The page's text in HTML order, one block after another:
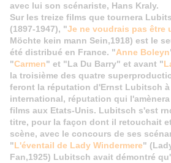
avec lui son scénariste, Hans Kraly.
Sur les treize films que tournera
(1897-1947), "Je ne voudrais pas être
Möchte kein mann Sein,1918) est le
été distribué en France. "Anne Boleyn
"Carmen" et "La Du Barry" et avant "
la troisième des quatre
feront la réputation d'Ernst Lubitsch
international, réputation qui
films aux Etats-Unis. Lubitsch s'est
titre, pour la façon dont il retouchait
scène, avec le concours de ses
"L'éventail de Lady Windermere"
Fan,1925) Lubitsch avait démontré